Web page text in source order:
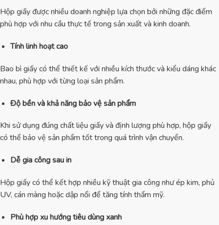
Hộp giấy được nhiều doanh nghiệp lựa chọn bởi những đặc điểm
phù hợp với nhu cầu thực tế trong sản xuất và kinh doanh.
Tính linh hoạt cao
Bao bì giấy có thể thiết kế với nhiều kích thước và kiểu dáng khác
nhau, phù hợp với từng loại sản phẩm.
Độ bền và khả năng bảo vệ sản phẩm
Khi sử dụng đúng chất liệu giấy và định lượng phù hợp, hộp giấy
có thể bảo vệ sản phẩm tốt trong quá trình vận chuyển.
Dễ gia công sau in
Hộp giấy có thể kết hợp nhiều kỹ thuật gia công như ép kim, phủ
UV, cán màng hoặc dập nổi để tăng tính thẩm mỹ.
Phù hợp xu hướng tiêu dùng xanh